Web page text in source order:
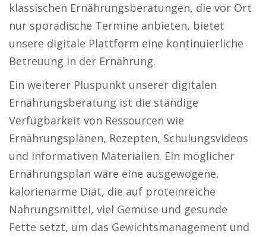
klassischen Ernährungsberatungen, die vor Ort
nur sporadische Termine anbieten, bietet
unsere digitale Plattform eine kontinuierliche
Betreuung in der Ernährung.
Ein weiterer Pluspunkt unserer digitalen
Ernährungsberatung ist die ständige
Verfügbarkeit von Ressourcen wie
Ernährungsplänen, Rezepten, Schulungsvideos
und informativen Materialien. Ein möglicher
Ernährungsplan wäre eine ausgewogene,
kalorienarme Diät, die auf proteinreiche
Nahrungsmittel, viel Gemüse und gesunde
Fette setzt, um das Gewichtsmanagement und